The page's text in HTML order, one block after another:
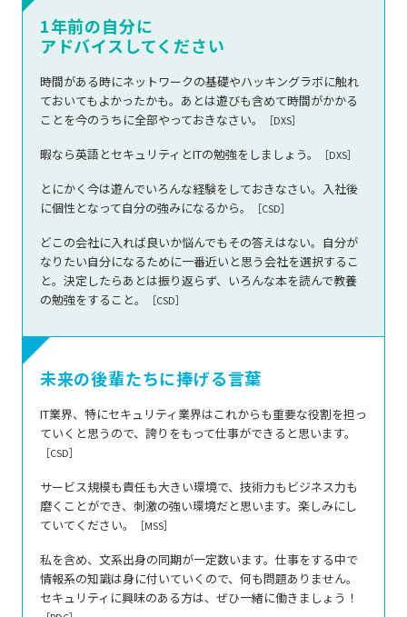
1年前の自分に
アドバイスしてください
時間がある時にネットワークの基礎やハッキングラボに触れ
ておいてもよかったかも。あとは遊びも含めて時間がかかる
ことを今のうちに全部やっておきなさい。
［DXS］
暇なら英語とセキュリティとITの勉強をしましょう。 ［DXS］
とにかく今は遊んでいろんな経験をしておきなさい。入社後
に個性となって自分の強みになるから。
［CSD］
どこの会社に入れば良いか悩んでもその答えはない。自分が
なりたい自分になるために一番近いと思う会社を選択するこ
と。決定したらあとは振り返らず、いろんな本を読んで教養
の勉強をすること。
［CSD］
未来の後輩たちに捧げる言葉
IT業界、特にセキュリティ業界はこれからも重要な役割を担っ
ていくと思うので、誇りをもって仕事ができると思います。
［CSD］
サービス規模も責任も大きい環境で、技術力もビジネス力も
磨くことができ、刺激の強い環境だと思います。楽しみにし
ていてください。
［MSS］
私を含め、文系出身の同期が一定数います。仕事をする中で
情報系の知識は身に付いていくので、何も問題ありません。
セキュリティに興味のある方は、ぜひ一緒に働きましょう！